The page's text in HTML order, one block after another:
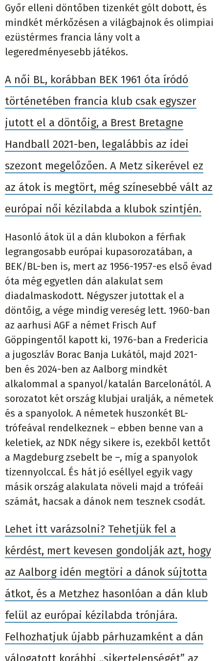
Győr elleni döntőben tizenkét gólt dobott, és
mindkét mérkőzésen a világbajnok és olimpiai
ezüstérmes francia lány volt a
legeredményesebb játékos.
A női BL, korábban BEK 1961 óta íródó
történetében francia klub csak egyszer
jutott el a döntőig, a Brest Bretagne
Handball 2021-ben, legalábbis az idei
szezont megelőzően. A Metz sikerével ez
az átok is megtört, még színesebbé vált az
európai női kézilabda a klubok szintjén.
Hasonló átok ül a dán klubokon a férfiak
legrangosabb európai kupasorozatában, a
BEK/BL-ben is, mert az 1956-1957-es első évad
óta még egyetlen dán alakulat sem
diadalmaskodott. Négyszer jutottak el a
döntőig, a vége mindig vereség lett. 1960-ban
az aarhusi AGF a német Frisch Auf
Göppingentől kapott ki, 1976-ban a Fredericia
a jugoszláv Borac Banja Lukától, majd 2021-
ben és 2024-ben az Aalborg mindkét
alkalommal a spanyol/katalán Barcelonától. A
sorozatot két ország klubjai uralják, a németek
és a spanyolok. A németek huszonkét BL-
trófeával rendelkeznek – ebben benne van a
keletiek, az NDK négy sikere is, ezekből kettőt
a Magdeburg zsebelt be –, míg a spanyolok
tizennyolccal. És hát jó eséllyel egyik vagy
másik ország alakulata növeli majd a trófeái
számát, hacsak a dánok nem tesznek csodát.
Lehet itt varázsolni? Tehetjük fel a
kérdést, mert kevesen gondolják azt, hogy
az Aalborg idén megtöri a dánok sújtotta
átkot, és a Metzhez hasonlóan a dán klub
felül az európai kézilabda trónjára.
Felhozhatjuk újabb párhuzamként a dán